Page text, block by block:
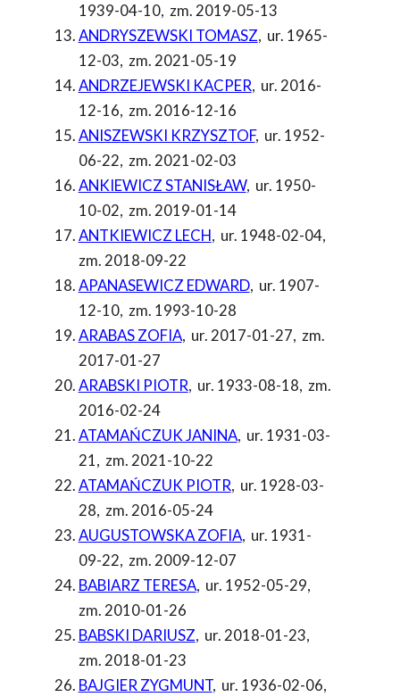
1939-04-10, zm. 2019-05-13
ANDRYSZEWSKI TOMASZ, ur. 1965-
12-03, zm. 2021-05-19
ANDRZEJEWSKI KACPER, ur. 2016-
12-16, zm. 2016-12-16
ANISZEWSKI KRZYSZTOF, ur. 1952-
06-22, zm. 2021-02-03
ANKIEWICZ STANISŁAW, ur. 1950-
10-02, zm. 2019-01-14
ANTKIEWICZ LECH, ur. 1948-02-04,
zm. 2018-09-22
APANASEWICZ EDWARD, ur. 1907-
12-10, zm. 1993-10-28
ARABAS ZOFIA, ur. 2017-01-27, zm.
2017-01-27
ARABSKI PIOTR, ur. 1933-08-18, zm.
2016-02-24
ATAMAŃCZUK JANINA, ur. 1931-03-
21, zm. 2021-10-22
ATAMAŃCZUK PIOTR, ur. 1928-03-
28, zm. 2016-05-24
AUGUSTOWSKA ZOFIA, ur. 1931-
09-22, zm. 2009-12-07
BABIARZ TERESA, ur. 1952-05-29,
zm. 2010-01-26
BABSKI DARIUSZ, ur. 2018-01-23,
zm. 2018-01-23
BAJGIER ZYGMUNT, ur. 1936-02-06,